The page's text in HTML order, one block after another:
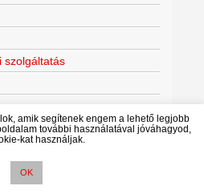
szolgáltatás
amik segítenek engem a lehető legjobb
további használatával jóváhagyod,
kat használjak.
OK